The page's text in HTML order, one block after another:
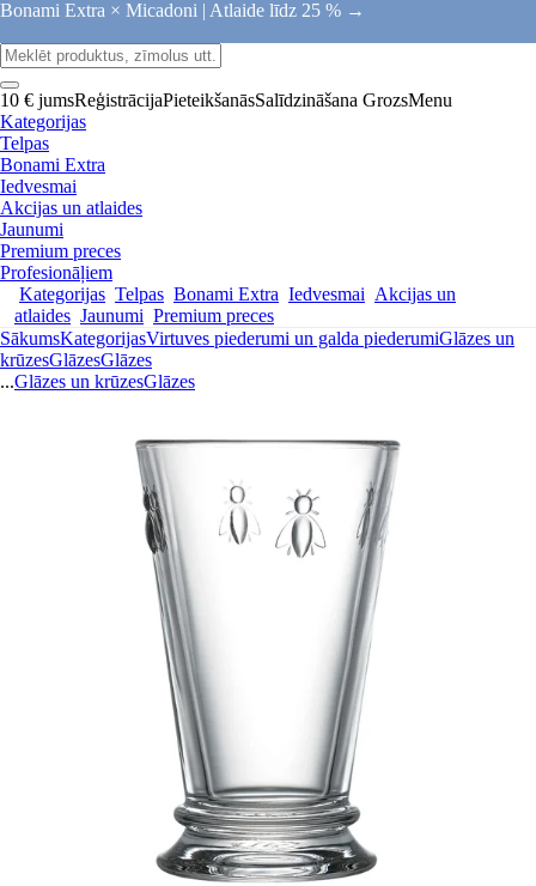
Bonami Extra × Micadoni | Atlaide līdz 25 % →
10 € jumsReģistrācijaPieteikšanāsSalīdzināšana GrozsMenu
Kategorijas
Telpas
Bonami Extra
Iedvesmai
Akcijas un atlaides
Jaunumi
Premium preces
Profesionāļiem
Kategorijas Telpas Bonami Extra Iedvesmai Akcijas un
atlaides Jaunumi Premium preces
SākumsKategorijasVirtuves piederumi un galda piederumiGlāzes un
krūzesGlāzesGlāzes
...Glāzes un krūzesGlāzes